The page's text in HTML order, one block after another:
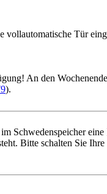
vollautomatische Tür
An den
).
im Schwedenspeicher
Bitte schalten Sie